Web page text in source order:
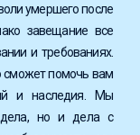
умершего после
завещание все
и требованиях.
сможет помочь вам
и наследия. Мы
дела, но и дела с